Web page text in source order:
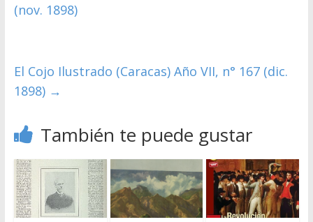
(nov. 1898)
El Cojo Ilustrado (Caracas) Año VII, n° 167 (dic.
1898) →
También te puede gustar